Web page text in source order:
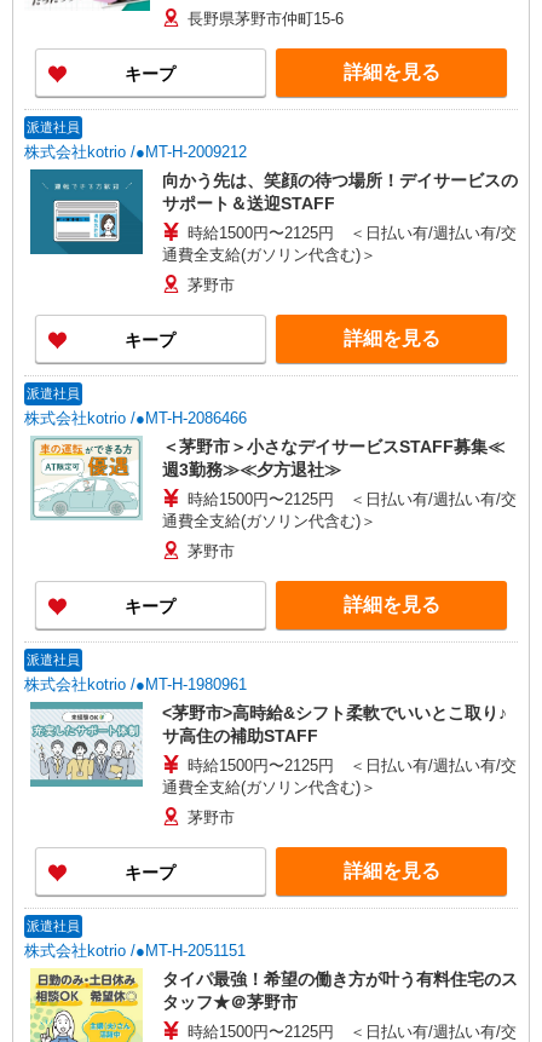
長野県茅野市仲町15-6
キープ 詳細を見る
派遣社員
株式会社kotrio /●MT-H-2009212
向かう先は、笑顔の待つ場所！デイサービスの
サポート＆送迎STAFF
時給1500円〜2125円 ＜日払い有/週払い有/交
通費全支給(ガソリン代含む)＞
茅野市
キープ 詳細を見る
派遣社員
株式会社kotrio /●MT-H-2086466
＜茅野市＞小さなデイサービスSTAFF募集≪
週3勤務≫≪夕方退社≫
時給1500円〜2125円 ＜日払い有/週払い有/交
通費全支給(ガソリン代含む)＞
茅野市
キープ 詳細を見る
派遣社員
株式会社kotrio /●MT-H-1980961
<茅野市>高時給&シフト柔軟でいいとこ取り♪
サ高住の補助STAFF
時給1500円〜2125円 ＜日払い有/週払い有/交
通費全支給(ガソリン代含む)＞
茅野市
キープ 詳細を見る
派遣社員
株式会社kotrio /●MT-H-2051151
タイパ最強！希望の働き方が叶う有料住宅のス
タッフ★＠茅野市
時給1500円〜2125円 ＜日払い有/週払い有/交